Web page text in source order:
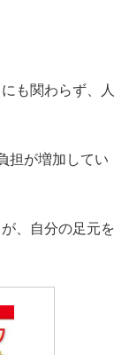
も関わらず、人
担が増加してい
、自分の足元を